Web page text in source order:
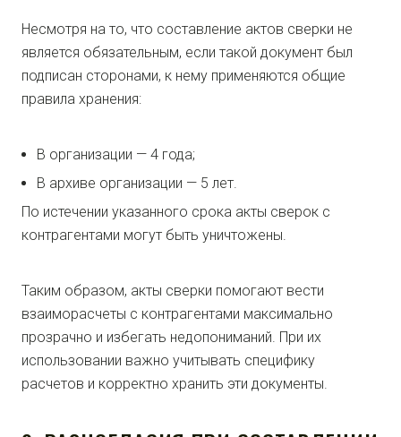
Несмотря на то, что составление актов сверки не
является обязательным, если такой документ был
подписан сторонами, к нему применяются общие
правила хранения:
В организации — 4 года;
В архиве организации — 5 лет.
По истечении указанного срока акты сверок с
контрагентами могут быть уничтожены.
Таким образом, акты сверки помогают вести
взаиморасчеты с контрагентами максимально
прозрачно и избегать недопониманий. При их
использовании важно учитывать специфику
расчетов и корректно хранить эти документы.